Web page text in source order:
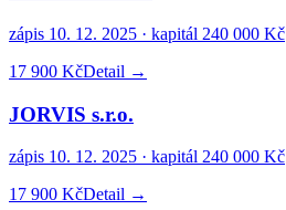
zápis 10. 12. 2025 · kapitál 240 000 Kč
17 900 KčDetail →
JORVIS s.r.o.
zápis 10. 12. 2025 · kapitál 240 000 Kč
17 900 KčDetail →